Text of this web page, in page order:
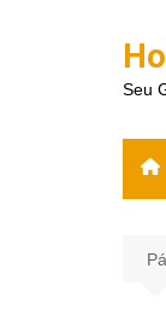
Seu